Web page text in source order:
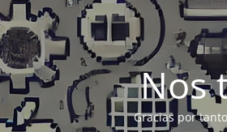
Nos
Gracias por